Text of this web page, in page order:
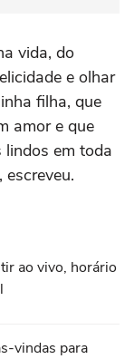
vida, do
e olhar
filha, que
amor e que
lindos em toda
ao vivo, horário
vindas para